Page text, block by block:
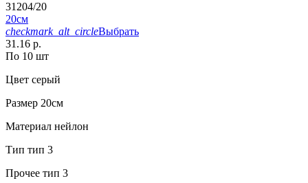
31204/20
20см
checkmark_alt_circleВыбрать
31.16 р.
По 10 шт
Цвет серый
Размер 20см
Материал нейлон
Тип тип 3
Прочее тип 3